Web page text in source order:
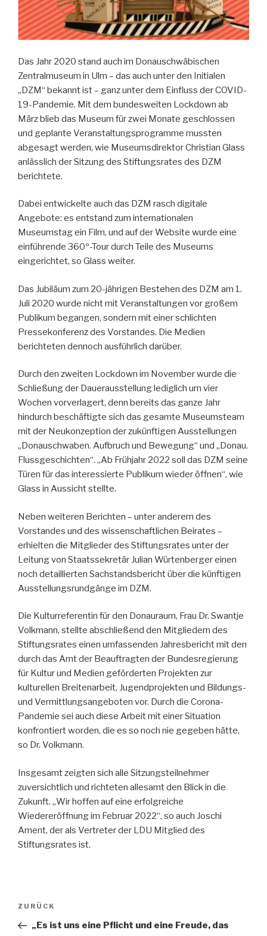
Das Jahr 2020 stand auch im Donauschwäbischen
Zentralmuseum in Ulm – das auch unter den Initialen
„DZM“ bekannt ist – ganz unter dem Einfluss der COVID-
19-Pandemie. Mit dem bundesweiten Lockdown ab
März blieb das Museum für zwei Monate geschlossen
und geplante Veranstaltungsprogramme mussten
abgesagt werden, wie Museumsdirektor Christian Glass
anlässlich der Sitzung des Stiftungsrates des DZM
berichtete.
Dabei entwickelte auch das DZM rasch digitale
Angebote: es entstand zum internationalen
Museumstag ein Film, und auf der Website wurde eine
einführende 360º-Tour durch Teile des Museums
eingerichtet, so Glass weiter.
Das Jubiläum zum 20-jährigen Bestehen des DZM am 1.
Juli 2020 wurde nicht mit Veranstaltungen vor großem
Publikum begangen, sondern mit einer schlichten
Pressekonferenz des Vorstandes. Die Medien
berichteten dennoch ausführlich darüber.
Durch den zweiten Lockdown im November wurde die
Schließung der Dauerausstellung lediglich um vier
Wochen vorverlagert, denn bereits das ganze Jahr
hindurch beschäftigte sich das gesamte Museumsteam
mit der Neukonzeption der zukünftigen Ausstellungen
„Donauschwaben. Aufbruch und Bewegung“ und „Donau.
Flussgeschichten“. „Ab Frühjahr 2022 soll das DZM seine
Türen für das interessierte Publikum wieder öffnen“, wie
Glass in Aussicht stellte.
Neben weiteren Berichten – unter anderem des
Vorstandes und des wissenschaftlichen Beirates –
erhielten die Mitglieder des Stiftungsrates unter der
Leitung von Staatssekretär Julian Würtenberger einen
noch detaillierten Sachstandsbericht über die künftigen
Ausstellungsrundgänge im DZM.
Die Kulturreferentin für den Donauraum, Frau Dr. Swantje
Volkmann, stellte abschließend den Mitgliedern des
Stiftungsrates einen umfassenden Jahresbericht mit den
durch das Amt der Beauftragten der Bundesregierung
für Kultur und Medien geförderten Projekten zur
kulturellen Breitenarbeit, Jugendprojekten und Bildungs-
und Vermittlungsangeboten vor. Durch die Corona-
Pandemie sei auch diese Arbeit mit einer Situation
konfrontiert worden, die es so noch nie gegeben hätte,
so Dr. Volkmann.
Insgesamt zeigten sich alle Sitzungsteilnehmer
zuversichtlich und richteten allesamt den Blick in die
Zukunft. „Wir hoffen auf eine erfolgreiche
Wiedereröffnung im Februar 2022“, so auch Joschi
Ament, der als Vertreter der LDU Mitglied des
Stiftungsrates ist.
Beitragsnavigation
Vorheriger
Beitrag
ZURÜCK
„Es ist uns eine Pflicht und eine Freude, das